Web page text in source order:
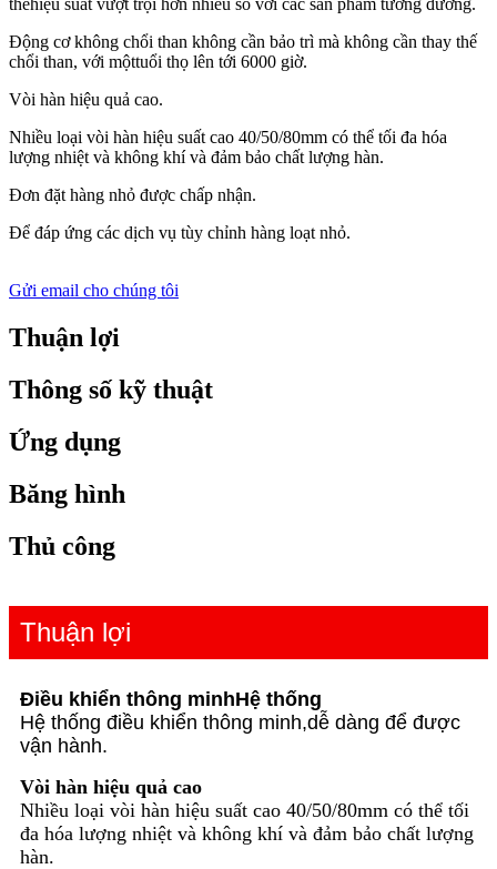
thểhiệu suất vượt trội hơn nhiều so với các sản phẩm tương đương.
Động cơ không chổi than không cần bảo trì mà không cần thay thế
chổi than, với mộttuổi thọ lên tới 6000 giờ.
Vòi hàn hiệu quả cao.
Nhiều loại vòi hàn hiệu suất cao 40/50/80mm có thể tối đa hóa
lượng nhiệt và không khí và đảm bảo chất lượng hàn.
Đơn đặt hàng nhỏ được chấp nhận.
Để đáp ứng các dịch vụ tùy chỉnh hàng loạt nhỏ.
Gửi email cho chúng tôi
Thuận lợi
Thông số kỹ thuật
Ứng dụng
Băng hình
Thủ công
Thuận lợi
Điều khiển thông minhHệ thống
Hệ thống điều khiển thông minh,dễ dàng để được
vận hành.
Vòi hàn hiệu quả cao
Nhiều loại vòi hàn hiệu suất cao 40/50/80mm có thể tối
đa hóa lượng nhiệt và không khí và đảm bảo chất lượng
hàn.